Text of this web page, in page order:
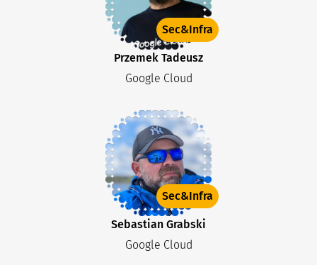
Sec&Infra
Przemek Tadeusz
Google Cloud
Sec&Infra
Sebastian Grabski
Google Cloud